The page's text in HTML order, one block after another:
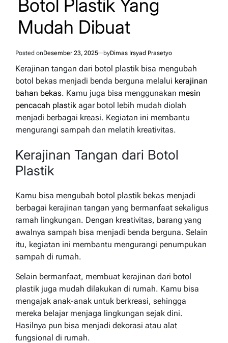
Botol Plastik Yang
Mudah Dibuat
Posted onDesember 23, 2025 byDimas Irsyad Prasetyo
Kerajinan tangan dari botol plastik bisa mengubah
botol bekas menjadi benda berguna melalui kerajinan
bahan bekas. Kamu juga bisa menggunakan mesin
pencacah plastik agar botol lebih mudah diolah
menjadi berbagai kreasi. Kegiatan ini membantu
mengurangi sampah dan melatih kreativitas.
Kerajinan Tangan dari Botol
Plastik
Kamu bisa mengubah botol plastik bekas menjadi
berbagai kerajinan tangan yang bermanfaat sekaligus
ramah lingkungan. Dengan kreativitas, barang yang
awalnya sampah bisa menjadi benda berguna. Selain
itu, kegiatan ini membantu mengurangi penumpukan
sampah di rumah.
Selain bermanfaat, membuat kerajinan dari botol
plastik juga mudah dilakukan di rumah. Kamu bisa
mengajak anak-anak untuk berkreasi, sehingga
mereka belajar menjaga lingkungan sejak dini.
Hasilnya pun bisa menjadi dekorasi atau alat
fungsional di rumah.